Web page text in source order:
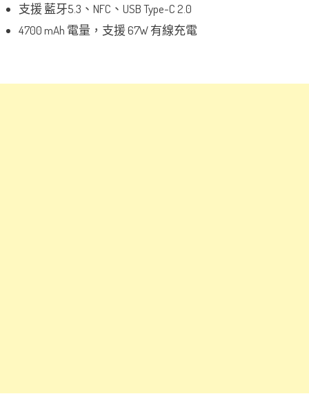
支援 藍牙5.3、NFC、USB Type-C 2.0
4700 mAh 電量，支援 67W 有線充電